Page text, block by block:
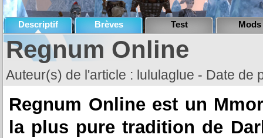
Descriptif Brèves Test Mods
Regnum Online
Auteur(s) de l'article : lululaglue - Date de
Regnum Online est un
la plus pure tradition de